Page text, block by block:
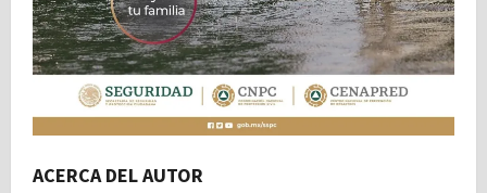
ACERCA DEL AUTOR